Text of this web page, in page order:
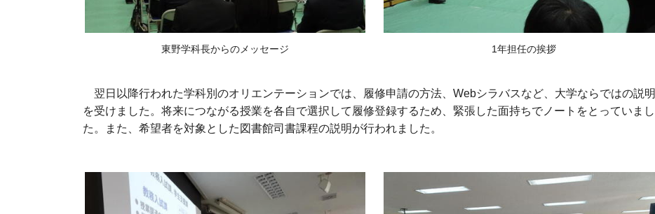
東野学科長からのメッセージ 1年担任の挨拶
翌日以降行われた学科別のオリエンテーションでは、履修申請の方法、Webシラバスなど、大学ならではの説明
を受けました。将来につながる授業を各自で選択して履修登録するため、緊張した面持ちでノートをとっていまし
た。また、希望者を対象とした図書館司書課程の説明が行われました。